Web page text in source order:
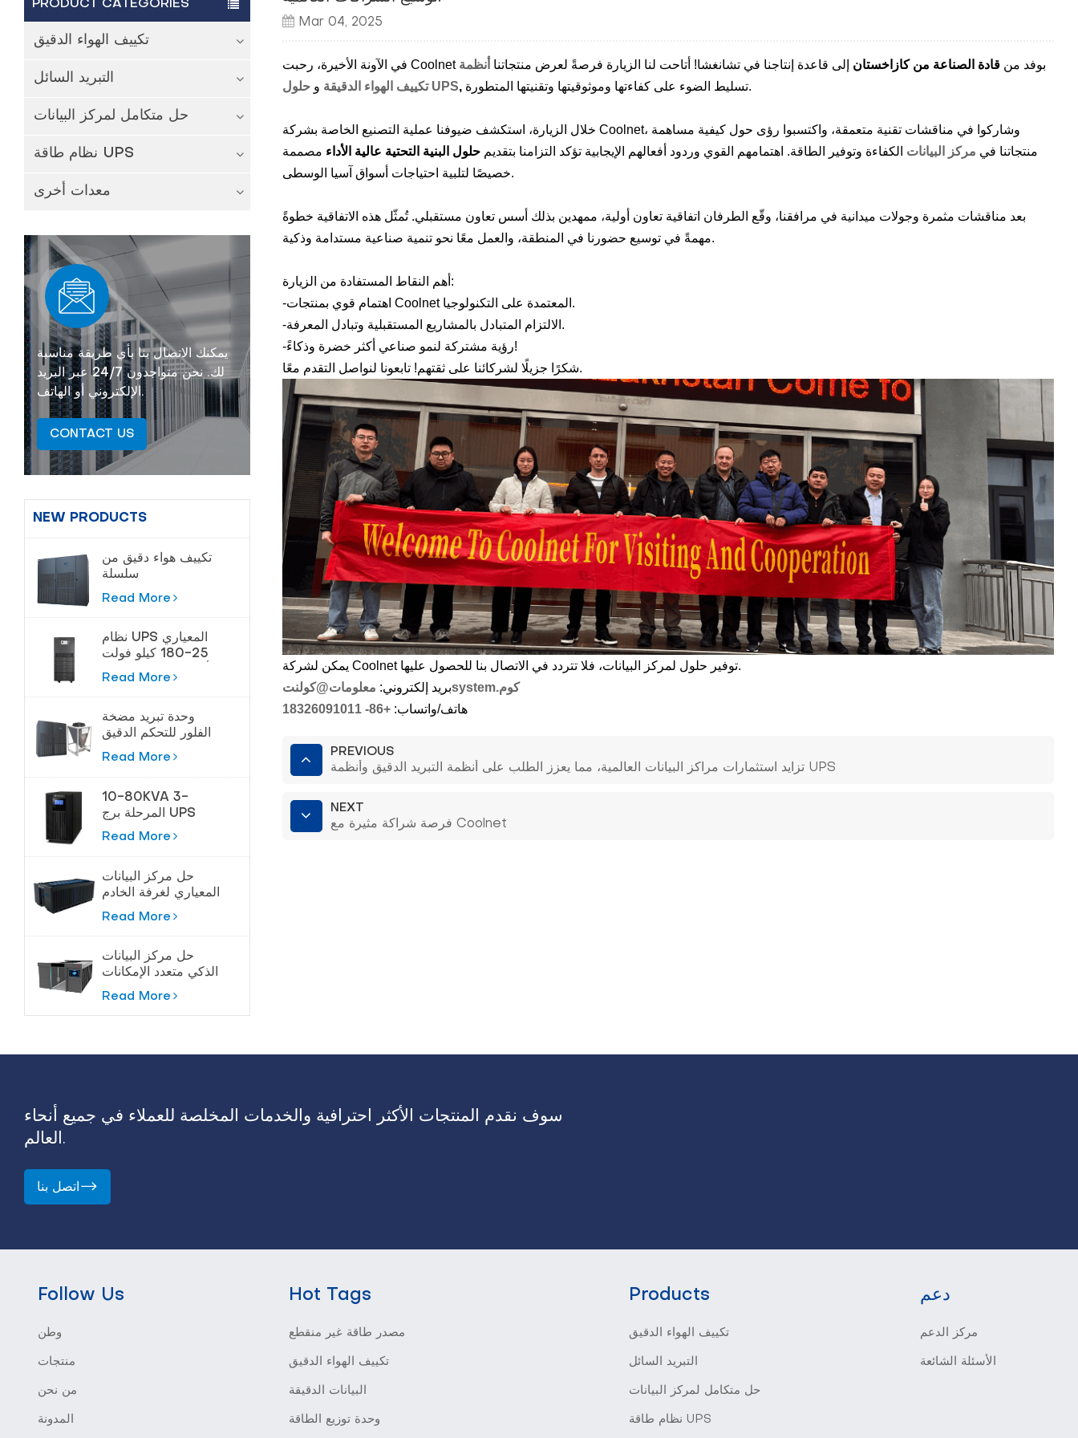
PRODUCT CATEGORIES
تكييف الهواء الدقيق
التبريد السائل
حل متكامل لمركز البيانات
نظام طاقة UPS
معدات أخرى
يمكنك الاتصال بنا بأي طريقة مناسبة
لك. نحن متواجدون 24/7 عبر البريد
الإلكتروني أو الهاتف.
CONTACT US
NEW PRODUCTS
تكييف هواء دقيق من
سلسلة
Cybermaster 20-
Read More
نظام UPS المعياري
25-180 كيلو فولت
أمبير لمراكز البيانات
Read More
وحدة تبريد مضخة
الفلور للتحكم الدقيق
في درجة الحرارة
Read More
10-80KVA 3-
المرحلة برج UPS
لحماية عالية الطاقة
Read More
حل مركز البيانات
المعياري لغرفة الخادم
Read More
حل مركز البيانات
الذكي متعدد الإمكانات
Read More
Mar 04, 2025
في الآونة الأخيرة، رحبت Coolnet بوفد منقادة الصناعة من كازاخستان إلى قاعدة إنتاجنا في تشانغشا! أتاحت لنا الزيارة فرصةً لعرض منتجاتنا أنظمة
تكييف الهواء الدقيقة و حلول UPS, تسليط الضوء على كفاءتها وموثوقيتها وتقنيتها المتطورة.
خلال الزيارة، استكشف ضيوفنا عملية التصنيع الخاصة بشركة Coolnet، وشاركوا في مناقشات تقنية متعمقة، واكتسبوا رؤى حول كيفية مساهمة
منتجاتنا في مركز البيانات الكفاءة وتوفير الطاقة. اهتمامهم القوي وردود أفعالهم الإيجابية تؤكد التزامنا بتقديمحلول البنية التحتية عالية الأداء مصممة
خصيصًا لتلبية احتياجات أسواق آسيا الوسطى.
بعد مناقشات مثمرة وجولات ميدانية في مرافقنا، وقّع الطرفان اتفاقية تعاون أولية، ممهدين بذلك أسس تعاون مستقبلي. تُمثّل هذه الاتفاقية خطوةً
مهمةً في توسيع حضورنا في المنطقة، والعمل معًا نحو تنمية صناعية مستدامة وذكية.
أهم النقاط المستفادة من الزيارة:
-اهتمام قوي بمنتجات Coolnet المعتمدة على التكنولوجيا.
-الالتزام المتبادل بالمشاريع المستقبلية وتبادل المعرفة.
-رؤية مشتركة لنمو صناعي أكثر خضرة وذكاءً!
شكرًا جزيلًا لشركائنا على ثقتهم! تابعونا لنواصل التقدم معًا.
يمكن لشركة Coolnet توفير حلول لمركز البيانات، فلا تتردد في الاتصال بنا للحصول عليها.
بريد إلكتروني: معلومات@كولنت system .كوم
هاتف/واتساب:+86-
18326091011
PREVIOUS
تزايد استثمارات مراكز البيانات العالمية، مما يعزز الطلب على أنظمة التبريد الدقيق وأنظمة UPS
NEXT
فرصة شراكة مثيرة مع Coolnet
سوف نقدم المنتجات الأكثر احترافية والخدمات المخلصة للعملاء في جميع أنحاء
العالم.
اتصل بنا
Follow Us
وطن
منتجات
من نحن
المدونة
Hot Tags
مصدر طاقة غير منقطع
تكييف الهواء الدقيق
البيانات الدقيقة
وحدة توزيع الطاقة
Products
تكييف الهواء الدقيق
التبريد السائل
حل متكامل لمركز البيانات
نظام طاقة UPS
دعم
مركز الدعم
الأسئلة الشائعة